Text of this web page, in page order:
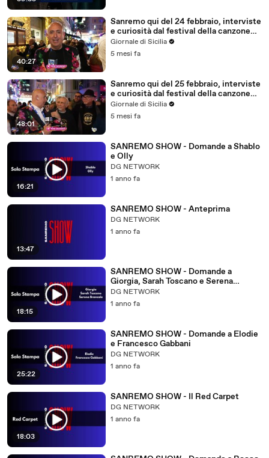
40:27
Sanremo qui del 24 febbraio, interviste
e curiosità dal festival della canzone
italiana
Giornale di Sicilia
5 mesi fa
48:01
Sanremo qui del 25 febbraio, interviste
e curiosità dal festival della canzone
italiana
Giornale di Sicilia
5 mesi fa
16:21
SANREMO SHOW - Domande a Shablo
e Olly
DG NETWORK
1 anno fa
13:47
SANREMO SHOW - Anteprima
DG NETWORK
1 anno fa
18:15
SANREMO SHOW - Domande a
Giorgia, Sarah Toscano e Serena
Brancale
DG NETWORK
1 anno fa
25:22
SANREMO SHOW - Domande a Elodie
e Francesco Gabbani
DG NETWORK
1 anno fa
18:03
SANREMO SHOW - Il Red Carpet
DG NETWORK
1 anno fa